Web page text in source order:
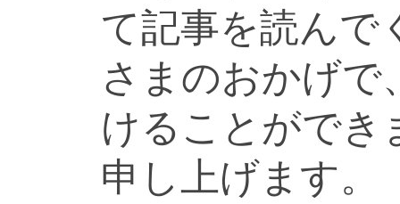
て記事を読んで
さまのおかげで
けることができ
申し上げます。